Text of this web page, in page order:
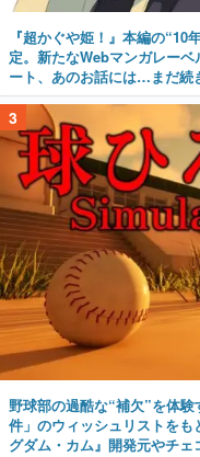
『超かぐや姫！』本編の
定。新たなWebマンガレー
ート、あのお話には…まだ続
3
野球部の過酷な“補欠”を体
件」のウィッシュリストを
グダム・カム』開発元やチ